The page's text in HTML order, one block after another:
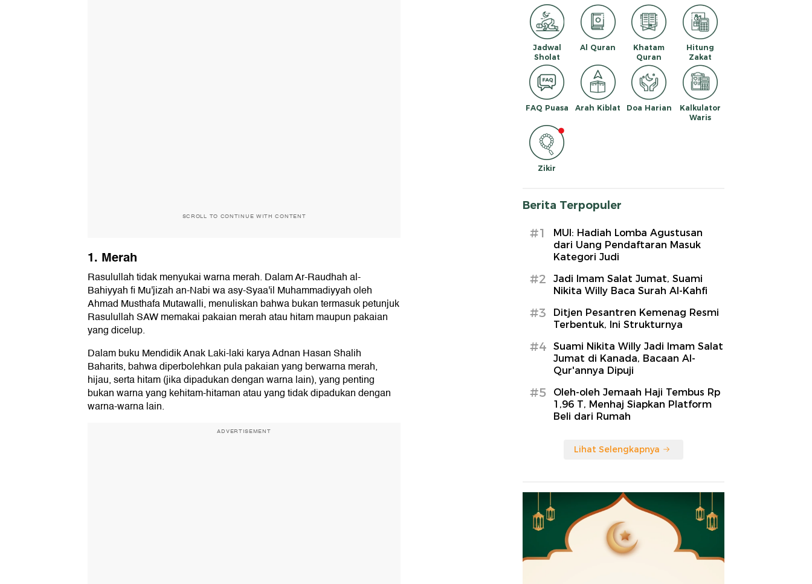
SCROLL TO CONTINUE WITH CONTENT
1. Merah
Rasulullah tidak menyukai warna merah. Dalam Ar-Raudhah al-
Bahiyyah fi Mu'jizah an-Nabi wa asy-Syaa'il Muhammadiyyah oleh
Ahmad Musthafa Mutawalli, menuliskan bahwa bukan termasuk petunjuk
Rasulullah SAW memakai pakaian merah atau hitam maupun pakaian
yang dicelup.
Dalam buku Mendidik Anak Laki-laki karya Adnan Hasan Shalih
Baharits, bahwa diperbolehkan pula pakaian yang berwarna merah,
hijau, serta hitam (jika dipadukan dengan warna lain), yang penting
bukan warna yang kehitam-hitaman atau yang tidak dipadukan dengan
warna-warna lain.
ADVERTISEMENT
Jadwal
Sholat
Al Quran
Khatam
Quran
Hitung
Zakat
FAQ Puasa Arah Kiblat Doa Harian
Kalkulator
Waris
Zikir
Berita Terpopuler
#1
MUI: Hadiah Lomba Agustusan
dari Uang Pendaftaran Masuk
Kategori Judi
#2
Jadi Imam Salat Jumat, Suami
Nikita Willy Baca Surah Al-Kahfi
#3
Ditjen Pesantren Kemenag Resmi
Terbentuk, Ini Strukturnya
#4
Suami Nikita Willy Jadi Imam Salat
Jumat di Kanada, Bacaan Al-
Qur'annya Dipuji
#5
Oleh-oleh Jemaah Haji Tembus Rp
1,96 T, Menhaj Siapkan Platform
Beli dari Rumah
Lihat Selengkapnya